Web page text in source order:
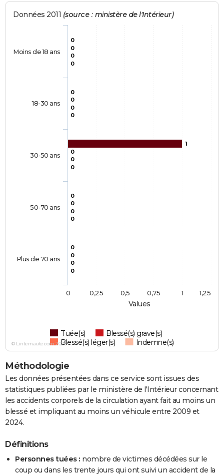
Values
Données 2011 (source : ministère de l'Intérieur)
0
0
1
0
0
0
0
0
0
0
0
0
0
0
0
0
0
0
0
0
Tuée(s)
Blessé(s) grave(s)
Blessé(s) léger(s)
Indemne(s)
Moins de 18 ans
18-30 ans
30-50 ans
50-70 ans
Plus de 70 ans
0 1
0,25 0,5 0,75 1,25
© Linternaute.com 2026
Méthodologie
Les données présentées dans ce service sont issues des
statistiques publiées par le ministère de l'Intérieur concernant
les accidents corporels de la circulation ayant fait au moins un
blessé et impliquant au moins un véhicule entre 2009 et
2024.
Définitions
Personnes tuées : nombre de victimes décédées sur le
coup ou dans les trente jours qui ont suivi un accident de la